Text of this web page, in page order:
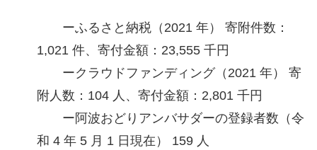
ーふるさと納税（2021 年） 寄附件数：
1,021 件、寄付金額：23,555 千円
ークラウドファンディング（2021 年） 寄
附人数：104 人、寄付金額：2,801 千円
ー阿波おどりアンバサダーの登録者数（令
和 4 年 5 月 1 日現在） 159 人